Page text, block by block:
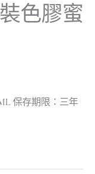
色膠蜜
保存期限：三年